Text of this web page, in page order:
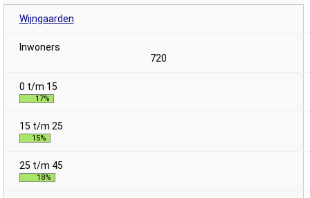
Wijngaarden
720
17%
15%
18%